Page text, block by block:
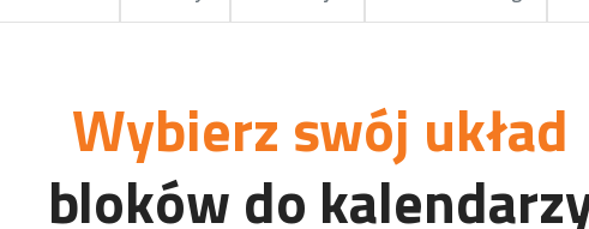
Wybierz swój układ
bloków do